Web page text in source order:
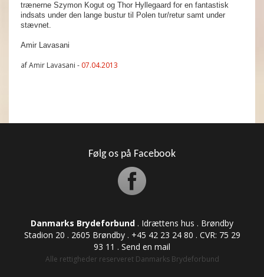
trænerne Szymon Kogut og Thor Hyllegaard for en fantastisk
indsats under den lange bustur til Polen tur/retur samt under
stævnet.
Amir Lavasani
af Amir Lavasani - 07.04.2013
Følg os på Facebook
Danmarks Brydeforbund . Idrættens hus . Brøndby
Stadion 20 . 2605 Brøndby . +45 42 23 24 80 . CVR: ​​​​​​75 29
93 11 . Send en mail
Alle rettigheder reserveret Danmarks Brydeforbund